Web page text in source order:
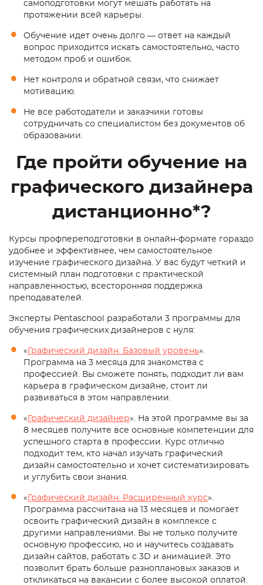
самоподготовки могут мешать работать на
протяжении всей карьеры.
Обучение идет очень долго — ответ на каждый
вопрос приходится искать самостоятельно, часто
методом проб и ошибок.
Нет контроля и обратной связи, что снижает
мотивацию.
Не все работодатели и заказчики готовы
сотрудничать со специалистом без документов об
образовании.
Где пройти обучение на
графического дизайнера
дистанционно*?
Курсы профпереподготовки в онлайн-формате гораздо
удобнее и эффективнее, чем самостоятельное
изучение графического дизайна. У вас будут четкий и
системный план подготовки с практической
направленностью, всесторонняя поддержка
преподавателей.
Эксперты Pentaschool разработали 3 программы для
обучения графических дизайнеров с нуля:
« Графический дизайн. Базовый уровень».
Программа на 3 месяца для знакомства с
профессией. Вы сможете понять, подходит ли вам
карьера в графическом дизайне, стоит ли
развиваться в этом направлении.
« Графический дизайнер». На этой программе вы за
8 месяцев получите все основные компетенции для
успешного старта в профессии. Курс отлично
подходит тем, кто начал изучать графический
дизайн самостоятельно и хочет систематизировать
и углубить свои знания.
« Графический дизайн. Расширенный курс».
Программа рассчитана на 13 месяцев и помогает
освоить графический дизайн в комплексе с
другими направлениями. Вы не только получите
основную профессию, но и научитесь создавать
дизайн сайтов, работать с 3D и анимацией. Это
позволит брать больше разноплановых заказов и
откликаться на вакансии с более высокой оплатой.